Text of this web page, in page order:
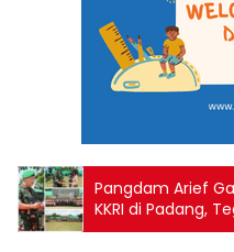
Pangdam Arief
KKRI di Padang,
Nasionalis